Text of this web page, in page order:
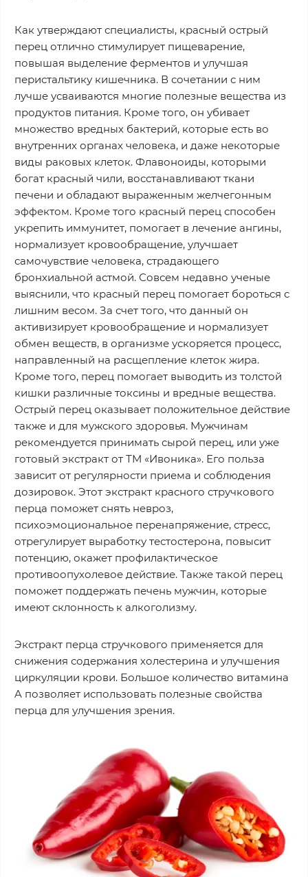
Как утверждают специалисты, красный острый
перец отлично стимулирует пищеварение,
повышая выделение ферментов и улучшая
перистальтику кишечника. В сочетании с ним
лучше усваиваются многие полезные вещества из
продуктов питания. Кроме того, он убивает
множество вредных бактерий, которые есть во
внутренних органах человека, и даже некоторые
виды раковых клеток. Флавоноиды, которыми
богат красный чили, восстанавливают ткани
печени и обладают выраженным желчегонным
эффектом. Кроме того красный перец способен
укрепить иммунитет, помогает в лечение ангины,
нормализует кровообращение, улучшает
самочувствие человека, страдающего
бронхиальной астмой. Совсем недавно ученые
выяснили, что красный перец помогает бороться с
лишним весом. За счет того, что данный он
активизирует кровообращение и нормализует
обмен веществ, в организме ускоряется процесс,
направленный на расщепление клеток жира.
Кроме того, перец помогает выводить из толстой
кишки различные токсины и вредные вещества.
Острый перец оказывает положительное действие
также и для мужского здоровья. Мужчинам
рекомендуется принимать сырой перец, или уже
готовый экстракт от ТМ «Ивоника». Его польза
зависит от регулярности приема и соблюдения
дозировок. Этот экстракт красного стручкового
перца поможет снять невроз,
психоэмоциональное перенапряжение, стресс,
отрегулирует выработку тестостерона, повысит
потенцию, окажет профилактическое
противоопухолевое действие. Также такой перец
поможет поддержать печень мужчин, которые
имеют склонность к алкоголизму.
Экстракт перца стручкового применяется для
снижения содержания холестерина и улучшения
циркуляции крови. Большое количество витамина
A позволяет использовать полезные свойства
перца для улучшения зрения.